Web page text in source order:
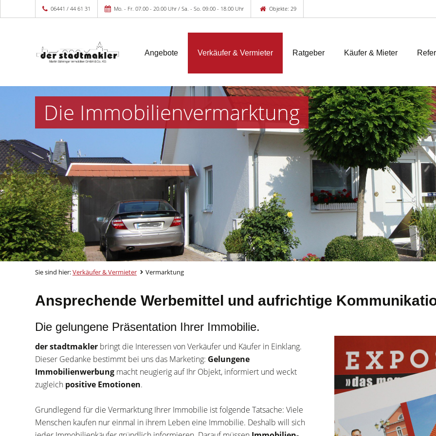
06441 / 44 61 31 Mo. - Fr. 07.00 - 20.00 Uhr / Sa. - So. 09.00 - 18.00 Uhr Objekte: 29
Angebote Verkäufer & Vermieter Ratgeber Käufer & Mieter
Die Immobilienvermarktung
Sie sind hier:Verkäufer & Vermieter Vermarktung
Ansprechende Werbemittel und aufrichtige
Die gelungene Präsentation Ihrer Immobilie.
der stadtmakler bringt die Interessen von Verkäufer und Käufer in Einklang.
Dieser Gedanke bestimmt bei uns das Marketing: Gelungene
Immobilienwerbung macht neugierig auf Ihr Objekt, informiert und weckt
zugleich positive Emotionen.
Grundlegend für die Vermarktung Ihrer Immobilie ist folgende Tatsache: Viele
Menschen kaufen nur einmal in ihrem Leben eine Immobilie. Deshalb will sich